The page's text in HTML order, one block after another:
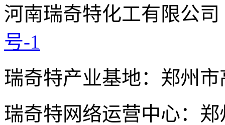
河南瑞奇特化工有限公司
号-1
瑞奇特产业基地：郑州
瑞奇特网络运营中心：